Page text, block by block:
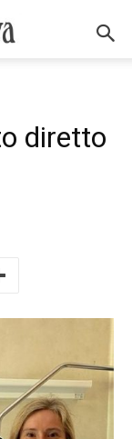
diretto